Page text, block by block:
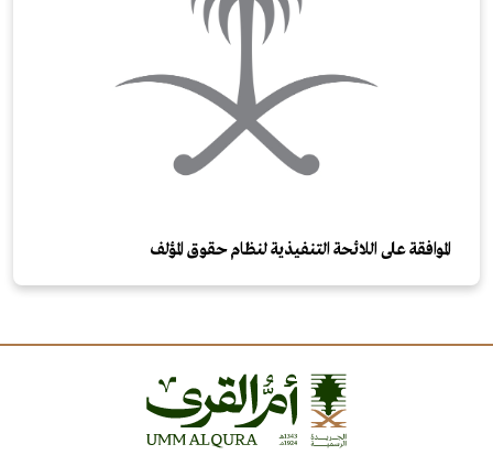
الموافقة على اللائحة التنفيذية لنظام حقوق المؤلف